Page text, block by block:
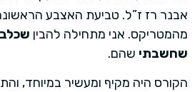
אבנר רז ז”ל. טביעת האצבע
מהמטריקס. אני מתחילה להבין
שחשבתי שהם.
הקורס היה מקיף ומעשיר במיוחד,